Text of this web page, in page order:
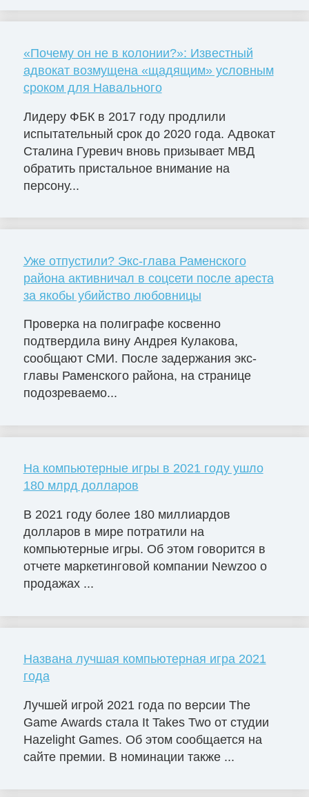
«Почему он не в колонии?»: Известный
адвокат возмущена «щадящим» условным
сроком для Навального
Лидеру ФБК в 2017 году продлили
испытательный срок до 2020 года. Адвокат
Сталина Гуревич вновь призывает МВД
обратить пристальное внимание на
персону...
Уже отпустили? Экс-глава Раменского
района активничал в соцсети после ареста
за якобы убийство любовницы
Проверка на полиграфе косвенно
подтвердила вину Андрея Кулакова,
сообщают СМИ. После задержания экс-
главы Раменского района, на странице
подозреваемо...
На компьютерные игры в 2021 году ушло
180 млрд долларов
В 2021 году более 180 миллиардов
долларов в мире потратили на
компьютерные игры. Об этом говорится в
отчете маркетинговой компании Newzoo о
продажах ...
Названа лучшая компьютерная игра 2021
года
Лучшей игрой 2021 года по версии The
Game Awards стала It Takes Two от студии
Hazelight Games. Об этом сообщается на
сайте премии. В номинации также ...